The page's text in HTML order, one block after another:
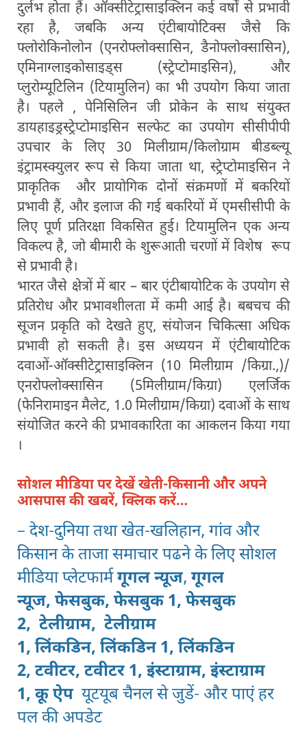
दुर्लभ होता हैं। ऑक्सीटेट्रासाइक्लिन कई वर्षों से प्रभावी
रहा है, जबकि अन्य एंटीबायोटिक्स जैसे कि
फ्लोरोकिनोलोन (एनरोफ्लोक्सासिन, डैनोफ्लोक्सासिन),
एमिनाग्लाइकोसाइड्स (स्ट्रेप्टोमाइसिन), और
प्लुरोम्यूटिलिन (टियामुलिन) का भी उपयोग किया जाता
है। पहले , पेनिसिलिन जी प्रोकेन के साथ संयुक्त
डायहाइड्रस्ट्रेप्टोमाइसिन सल्फेट का उपयोग सीसीपीपी
उपचार के लिए 30 मिलीग्राम/किलोग्राम बीडब्ल्यू
इंट्रामस्क्युलर रूप से किया जाता था, स्ट्रेप्टोमाइसिन ने
प्राकृतिक और प्रायोगिक दोनों संक्रमणों में बकरियों
प्रभावी हैं, और इलाज की गई बकरियों में एमसीसीपी के
लिए पूर्ण प्रतिरक्षा विकसित हुई। टियामुलिन एक अन्य
विकल्प है, जो बीमारी के शुरूआती चरणों में विशेष रूप
से प्रभावी है।
भारत जैसे क्षेत्रों में बार – बार एंटीबायोटिक के उपयोग से
प्रतिरोध और प्रभावशीलता में कमी आई है। बबचच की
सूजन प्रकृति को देखते हुए, संयोजन चिकित्सा अधिक
प्रभावी हो सकती है। इस अध्ययन में एंटीबायोटिक
दवाओं-ऑक्सीटेट्रासाइक्लिन (10 मिलीग्राम /किग्रा.,)/
एनरोफ्लोक्सासिन (5मिलीग्राम/किग्रा) एलर्जिक
(फेनिरामाइन मैलेट, 1.0 मिलीग्राम/किग्रा) दवाओं के साथ
संयोजित करने की प्रभावकारिता का आकलन किया गया
।
सोशल मीडिया पर देखें खेती-किसानी और अपने
आसपास की खबरें, क्लिक करें…
– देश-दुनिया तथा खेत-खलिहान, गांव और
किसान के ताजा समाचार पढने के लिए सोशल
मीडिया प्लेटफार्मगूगल न्यूज, गूगल
न्यूज, फेसबुक, फेसबुक 1, फेसबुक
2, टेलीग्राम, टेलीग्राम
1, लिंकडिन, लिंकडिन 1, लिंकडिन
2, टवीटर, टवीटर 1, इंस्टाग्राम, इंस्टाग्राम
1, कू ऐप यूटयूब चैनलसे जुडें- और पाएं हर
पल की अपडेट